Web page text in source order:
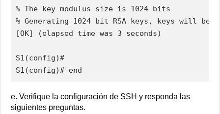
% The key modulus size is 1024 bits
% Generating 1024 bit RSA keys, keys will be
[OK] (elapsed time was 3 seconds)
S1(config)#
S1(config)# end
e. Verifique la configuración de SSH y responda las
siguientes preguntas.